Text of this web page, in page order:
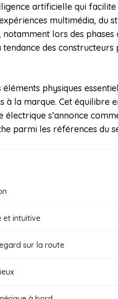
artificielle qui
multimédia, du
lors des
des
physiques
la marque. Cet
s’annonce
parmi les références du
et intuitive
sur la route